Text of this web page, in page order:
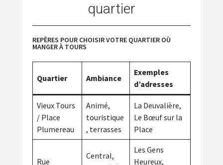
quartier
REPÈRES POUR CHOISIR VOTRE QUARTIER OÙ
MANGER À TOURS
Quartier Ambiance
Exemples
d’adresses
Vieux Tours
/ Place
Plumereau
Animé,
touristique
, terrasses
La Deuvalière,
Le Bœuf sur la
Place
Rue
Central,
Les Gens
Heureux,